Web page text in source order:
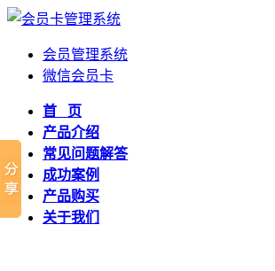
会员管理系统
微信会员卡
首 页
产品介绍
常见问题解答
成功案例
产品购买
关于我们